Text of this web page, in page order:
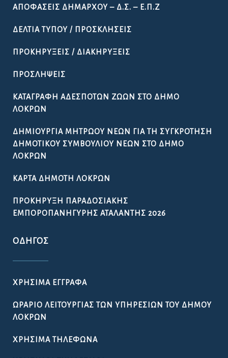
ΑΠΟΦΆΣΕΙΣ ΔΗΜΆΡΧΟΥ – Δ.Σ. – Ε.Π.Ζ
ΔΕΛΤΊΑ ΤΎΠΟΥ / ΠΡΟΣΚΛΉΣΕΙΣ
ΠΡΟΚΗΡΎΞΕΙΣ / ΔΙΑΚΗΡΎΞΕΙΣ
ΠΡΟΣΛΉΨΕΙΣ
ΚΑΤΑΓΡΑΦΉ ΑΔΈΣΠΟΤΩΝ ΖΏΩΝ ΣΤΟ ΔΉΜΟ
ΛΟΚΡΏΝ
ΔΗΜΙΟΥΡΓΊΑ ΜΗΤΡΏΟΥ ΝΈΩΝ ΓΙΑ ΤΗ ΣΥΓΚΡΌΤΗΣΗ
ΔΗΜΟΤΙΚΟΎ ΣΥΜΒΟΥΛΊΟΥ ΝΈΩΝ ΣΤΟ ΔΉΜΟ
ΛΟΚΡΏΝ
ΚΆΡΤΑ ΔΗΜΌΤΗ ΛΟΚΡΏΝ
ΠΡΟΚΉΡΥΞΗ ΠΑΡΑΔΟΣΙΑΚΉΣ
ΕΜΠΟΡΟΠΑΝΉΓΥΡΗΣ ΑΤΑΛΆΝΤΗΣ 2026
ΟΔΗΓΌΣ
ΧΡΉΣΙΜΑ ΈΓΓΡΑΦΑ
ΩΡΆΡΙΟ ΛΕΙΤΟΥΡΓΊΑΣ ΤΩΝ ΥΠΗΡΕΣΙΏΝ ΤΟΥ ΔΉΜΟΥ
ΛΟΚΡΏΝ
ΧΡΉΣΙΜΑ ΤΗΛΈΦΩΝΑ